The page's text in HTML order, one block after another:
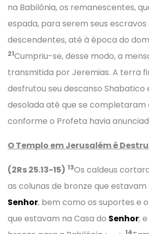
na Babilônia, os remanescentes,
espada, para serem seus escravos
descendentes, até à época do
21Cumpriu-se, desse modo, a
transmitida por Jeremias. A terra
desfrutou seu descanso
desolada até que se completaram
conforme o Profeta havia
O Templo em Jerusalém é
(2Rs 25.13-15) 13Os caldeus
as colunas de bronze que estavam
Senhor, bem como os suportes e
que estavam na Casa do Senhor;
14